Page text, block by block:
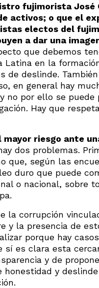
fujimorista José
activos; o que el
electos del
a dar una
que debemos
Latina en la
de deslinde.
en general hay
no por ello se
Hay que
mayor riesgo ante
dos problemas.
que, según las
duro que puede
o nacional, sobre
la corrupción
y la presencia de
porque hay
sí es clara esta
y de
honestidad y